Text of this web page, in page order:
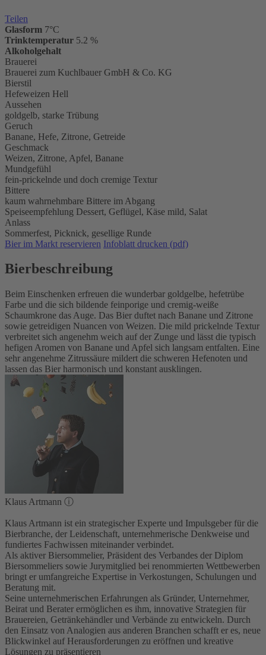
Teilen
Glasform 7°C
Trinktemperatur 5.2 %
Alkoholgehalt
Brauerei
Brauerei zum Kuchlbauer GmbH & Co. KG
Bierstil
Hefeweizen Hell
Aussehen
goldgelb, starke Trübung
Geruch
Banane, Hefe, Zitrone, Getreide
Geschmack
Weizen, Zitrone, Apfel, Banane
Mundgefühl
fein-prickelnde und doch cremige Textur
Bittere
kaum wahrnehmbare Bittere im Abgang
Speiseempfehlung Dessert, Geflügel, Käse mild, Salat
Anlass
Sommerfest, Picknick, gesellige Runde
Bier im Markt reservieren Infoblatt drucken (pdf)
Bierbeschreibung
Beim Einschenken erfreuen die wunderbar goldgelbe, hefetrübe
Farbe und die sich bildende feinporige und cremig-weiße
Schaumkrone das Auge. Das Bier duftet nach Banane und Zitrone
sowie getreidigen Nuancen von Weizen. Die mild prickelnde Textur
verbreitet sich angenehm weich auf der Zunge und lässt die typisch
hefigen Aromen von Banane und Apfel sich langsam entfalten. Eine
sehr angenehme Zitrussäure mildert die schweren Hefenoten und
lassen das Bier harmonisch und konstant ausklingen.
Klaus Artmann ⓘ
Klaus Artmann ist ein strategischer Experte und Impulsgeber für die
Bierbranche, der Leidenschaft, unternehmerische Denkweise und
fundiertes Fachwissen miteinander verbindet.
Als aktiver Biersommelier, Präsident des Verbandes der Diplom
Biersommeliers sowie Jurymitglied bei renommierten Wettbewerben
bringt er umfangreiche Expertise in Verkostungen, Schulungen und
Beratung mit.
Seine unternehmerischen Erfahrungen als Gründer, Unternehmer,
Beirat und Berater ermöglichen es ihm, innovative Strategien für
Brauereien, Getränkehändler und Verbände zu entwickeln. Durch
den Einsatz von Analogien aus anderen Branchen schafft er es, neue
Blickwinkel auf Herausforderungen zu eröffnen und kreative
Lösungen zu präsentieren